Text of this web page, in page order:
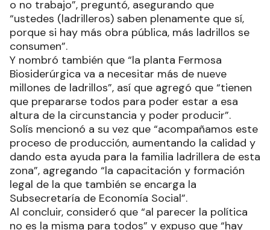
o no trabajo”, preguntó, asegurando que
“ustedes (ladrilleros) saben plenamente que sí,
porque si hay más obra pública, más ladrillos se
consumen”.
Y nombró también que “la planta Fermosa
Biosiderúrgica va a necesitar más de nueve
millones de ladrillos”, así que agregó que “tienen
que prepararse todos para poder estar a esa
altura de la circunstancia y poder producir”.
Solís mencionó a su vez que “acompañamos este
proceso de producción, aumentando la calidad y
dando esta ayuda para la familia ladrillera de esta
zona”, agregando “la capacitación y formación
legal de la que también se encarga la
Subsecretaría de Economía Social”.
Al concluir, consideró que “al parecer la política
no es la misma para todos” y expuso que “hay